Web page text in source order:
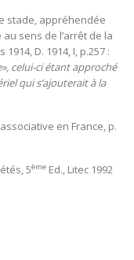
stade, appréhendée
sens de l’arrêt de la
D. 1914, I, p.257 :
celui-ci étant approché
qui s’ajouterait à la
en France, p.
5ème Ed., Litec 1992